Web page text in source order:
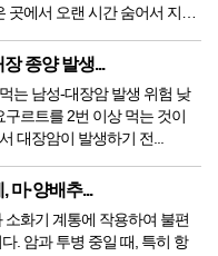
에서 오랜 시간 숨어서 지내
종양 발생...
는 남성-대장암 발생 위험 낮
르트를 2번 이상 먹는 것이
대장암이 발생하기 전...
마·양배추...
화기 계통에 작용하여 불편
. 암과 투병 중일 때, 특히 항